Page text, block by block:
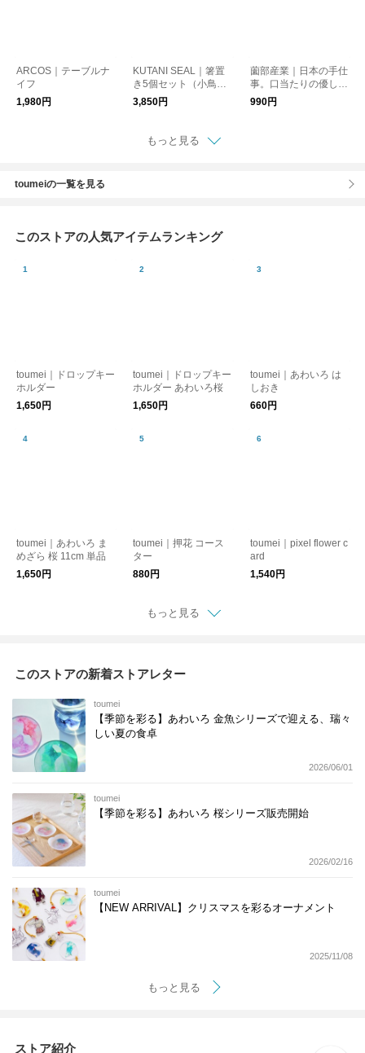
ARCOS｜テーブルナ
イフ
1,980円
KUTANI SEAL｜箸置
き5個セット（小鳥・
いぬ・ねこ） クタニ
シール【お正月】【九
3,850円
薗部産業｜日本の手仕
事。口当たりの優しい
ブナれんげ 15.5cm 木
製 新生活 kurashis
990円
もっと見る
toumeiの一覧を見る
このストアの人気アイテムランキング
toumei｜ドロップキー
ホルダー
1,650円
toumei｜ドロップキー
ホルダー あわいろ桜
1,650円
toumei｜あわいろ は
しおき
660円
toumei｜あわいろ ま
めざら 桜 11cm 単品
1,650円
toumei｜押花 コース
ター
880円
toumei｜pixel flower c
ard
1,540円
もっと見る
このストアの新着ストアレター
toumei
【季節を彩る】あわいろ 金魚シリーズで迎える、瑞々
しい夏の食卓
2026/06/01
toumei
【季節を彩る】あわいろ 桜シリーズ販売開始
2026/02/16
toumei
【NEW ARRIVAL】クリスマスを彩るオーナメント
2025/11/08
もっと見る
ストア紹介